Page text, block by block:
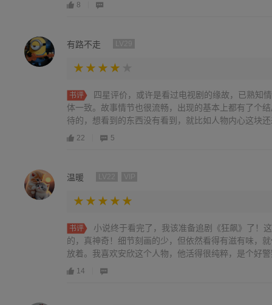
8
有路不走
书评
四星评价，或许是看过电视剧的缘故，已熟知
体一致。故事情节也很流畅，出现的基本上都有了个
待的，想看到的东西没有看到，就比如人物内心这块
3-02-09
22 5
温暖
书评
小说终于看完了，我该准备追剧《狂飙》了！
的，真神奇！细节刻画的少，但依然看得有滋有味，
放着。我喜欢安欣这个人物，他活得很纯粹，是个好
让老百姓感到放心。
14